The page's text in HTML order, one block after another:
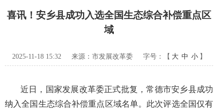
喜讯！安乡县成功入选全国生态综合补偿重点区
域
2025-11-18 15:32 来源：市发展改革委 字号：【 大 中 小 】
近日，国家发展改革委正式批复，常德市安乡县成功
纳入全国生态综合补偿重点区域名单。 此次评选全国仅有